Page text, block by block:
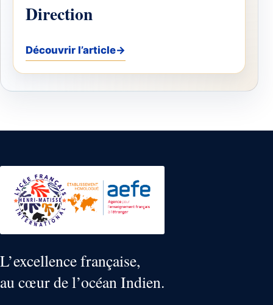
Direction
Découvrir l’article→
L’excellence française,
au cœur de l’océan Indien.